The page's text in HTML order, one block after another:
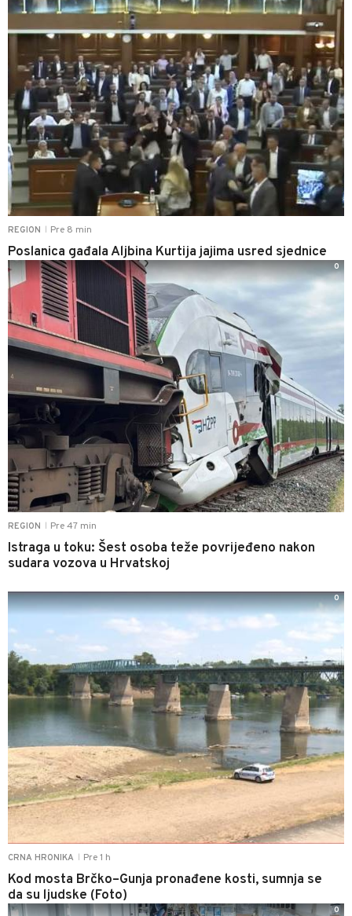
REGION Pre 8 min
Poslanica gađala Aljbina Kurtija jajima usred sjednice
REGION Pre 47 min
Istraga u toku: Šest osoba teže povrijeđeno nakon
sudara vozova u Hrvatskoj
0
CRNA HRONIKA Pre 1 h
Kod mosta Brčko–Gunja pronađene kosti, sumnja se
da su ljudske (Foto)
0
0